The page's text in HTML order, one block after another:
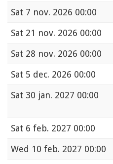
Sat 7 nov. 2026 00:00
Sat 21 nov. 2026 00:00
Sat 28 nov. 2026 00:00
Sat 5 dec. 2026 00:00
Sat 30 jan. 2027 00:00
Sat 6 feb. 2027 00:00
Wed 10 feb. 2027 00:00